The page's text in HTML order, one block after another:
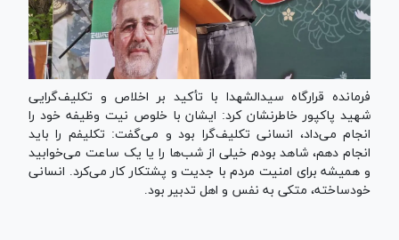
فرمانده قرارگاه سیدالشهدا با تأکید بر اخلاص و تکلیف‌گرایی
شهید پاکپور خاطرنشان کرد: ایشان با خلوص نیت وظیفه خود را
انجام می‌داد، انسانی تکلیف‌گرا بود و می‌گفت: تکلیفم را باید
انجام دهم، شاهد بودم خیلی از شب‌ها را یا یک ساعت می‌خوابید
و همیشه برای امنیت مردم با جدیت و پشتکار کار می‌کرد. انسانی
خودساخته، متکی به نفس و اهل تدبیر بود.